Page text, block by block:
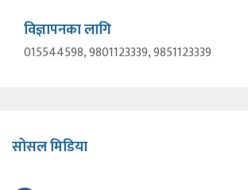
विज्ञापनका लागि
015544598, 9801123339, 9851123339
सोसल मिडिया